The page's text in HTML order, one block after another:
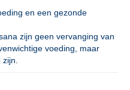
en een gezonde
zijn geen vervanging van
voeding, maar